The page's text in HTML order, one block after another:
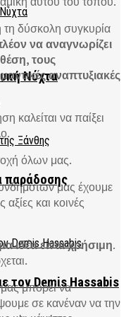
Νύχτα
παράδοσης
τον Demis Hassabis
τη δύσκολη συγκυρία
να αναγνωρίζει
τους
αναπτυξιακές
καλείται να παίξει
όλων μας.
μας έχουμε
αξίες και κοινές
ιδέα είναι χρήσιμη.
μπορεί να
σε κανέναν να την